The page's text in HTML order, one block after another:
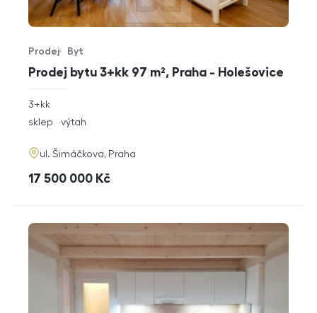
Prodej bytu 3+kk 97 m², Praha - Holešovice
Typ nabídky
Prodej
Typ nemovitosti
Byt
rozměry
dispozice
3+kk
funkce
sklep výtah
adresa
ul. Šimáčkova, Praha
cena
17 500 000 Kč